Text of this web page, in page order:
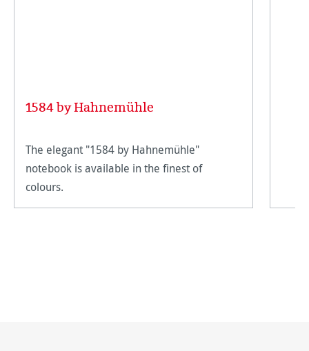
1584 by Hahnemühle
The elegant "1584 by Hahnemühle"
notebook is available in the finest of
colours.